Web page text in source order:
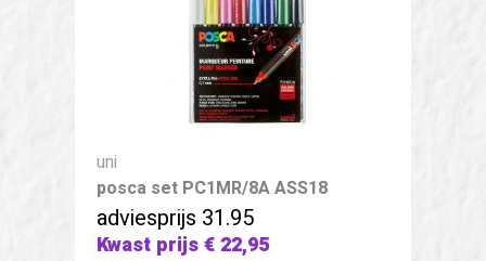
uni
posca set PC1MR/8A ASS18
adviesprijs 31.95
Kwast prijs€ 22,95